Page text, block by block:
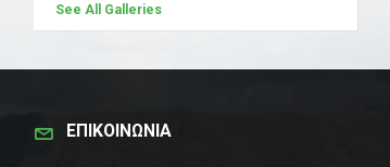
See All Galleries
ΕΠΙΚΟΙΝΩΝΊΑ